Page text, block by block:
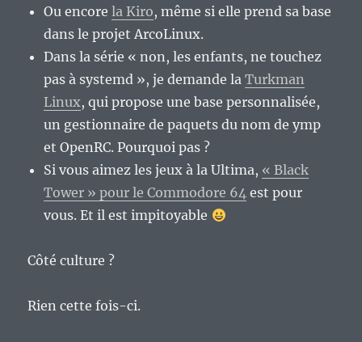
Ou encorela Kiro, même si elle prend sa base
dans le projet ArcoLinux.
Dans la série « non, les enfants, ne touchez
pas à systemd », je demande laTurkman
Linux, qui propose une base personnalisée,
un gestionnaire de paquets du nom de ymp
et OpenRC. Pourquoi pas ?
Si vous aimez les jeux à la Ultima, « Black
Tower » pour le Commodore 64 est pour
vous. Et il est impitoyable
Côté culture ?
Rien cette fois-ci.